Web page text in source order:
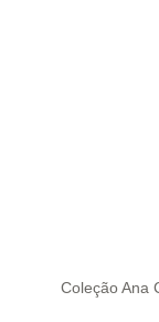
Coleção Ana